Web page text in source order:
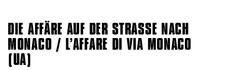
DIE AFFÄRE AUF DER STRASSE NACH M
ONACO / L’AFFARE DI VIA MONACO (
UA)